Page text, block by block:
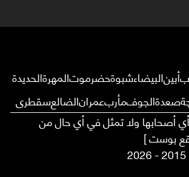
أبينالبيضاءشبوةحضرموتالمهرةالحديدة
صعدةالجوفمأربعمرانالضالعسقطرى
رأي أصحابها ولا تمثل في أي حال من
بوست ]